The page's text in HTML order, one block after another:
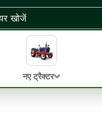
नए ट्रैक्टर